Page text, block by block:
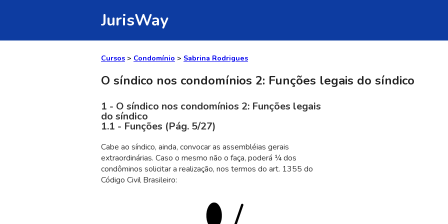
JurisWay
Cursos > Condomínio > Sabrina Rodrigues
O síndico nos condomínios 2: Funções legais do síndico
1 - O síndico nos condomínios 2: Funções legais
do síndico
1.1 - Funções (Pág. 5/27)
Cabe ao síndico, ainda, convocar as assembléias gerais
extraordinárias. Caso o mesmo não o faça, poderá ¼ dos
condôminos solicitar a realização, nos termos do art. 1355 do
Código Civil Brasileiro: